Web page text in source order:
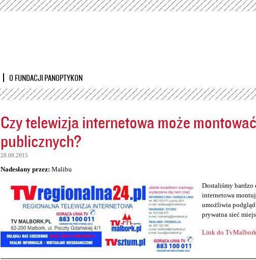
Przejdź
O FUNDACJI PANOPTYKON
Czy telewizja internetowa może
publicznych?
28.08.2015
Nadesłany przez: Malibu
Dostaliśmy
internetowa
umożliwia podgląd
prywatna sieć
Link do